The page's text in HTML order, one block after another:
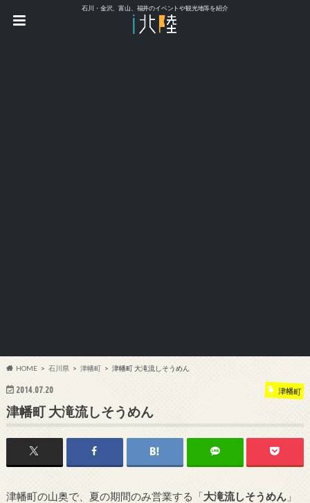
石川・金沢、富山、福井のイベントや観光地等を紹介
HOME 石川県 津幡町 津幡町 大滝流しそうめん
2014.07.20 津幡町
津幡町 大滝流しそうめん
津幡町の山奥で、夏の期間のみ営業する「大滝流しそうめん」